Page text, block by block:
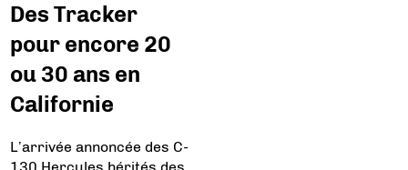
Des Tracker
pour encore 20
ou 30 ans en
Californie
L’arrivée annoncée des C-